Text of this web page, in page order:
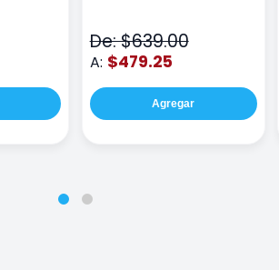
De: $639.00
A: $479.25
Agregar